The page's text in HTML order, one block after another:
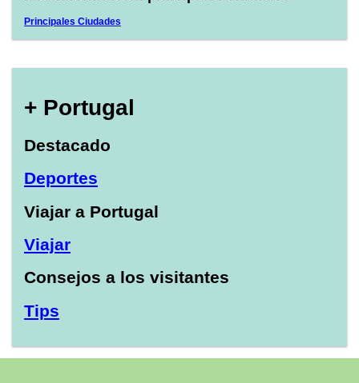
Principales Ciudades
+ Portugal
Destacado
Deportes
Viajar a Portugal
Viajar
Consejos a los visitantes
Tips